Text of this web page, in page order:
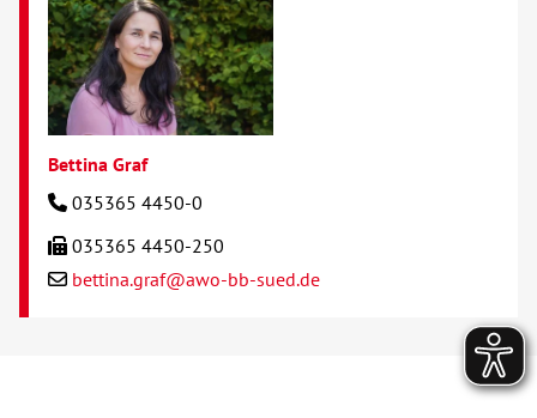
Bettina Graf
035365 4450-0
035365 4450-250
bettina.graf@awo-bb-sued.de